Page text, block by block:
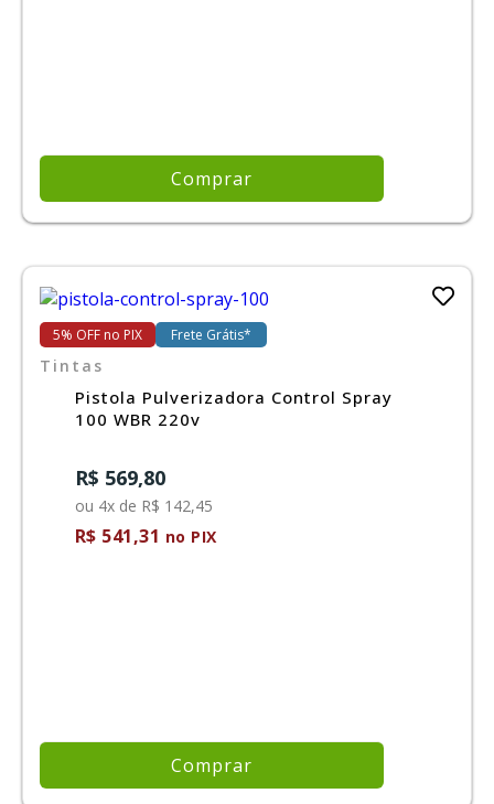
Comprar
5% OFF no PIX Frete Grátis*
Tintas
Pistola Pulverizadora Control Spray
100 WBR 220v
R$ 569,80
ou 4x de R$ 142,45
R$ 541,31 no PIX
Comprar